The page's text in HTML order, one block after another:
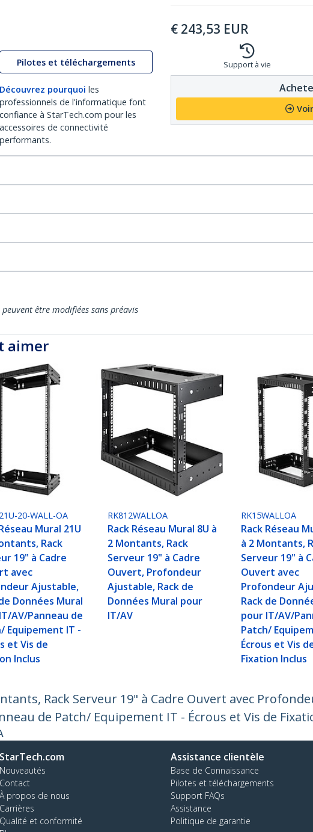
Pilotes et téléchargements
Découvrez pourquoi les
professionnels de l'informatique font
confiance à StarTech.com pour les
accessoires de connectivité
performants.
€ 243,53 EUR
Support à vie
être modifiées sans préavis
aimer
20-WALL-OA
Mural 21U
Rack
19" à Cadre
avec
Ajustable,
Données Mural
AV/Panneau de
Equipement IT -
et Vis de
Inclus
RK812WALLOA
Rack Réseau Mural 8U à
2 Montants, Rack
Serveur 19" à Cadre
Ouvert, Profondeur
Ajustable, Rack de
Données Mural pour
IT/AV
RK15WALLOA
Rack Réseau
à 2 Montants,
Serveur 19" à
Ouvert avec
Profondeur
Rack de
pour IT/AV/
Patch/
Écrous et Vis
Fixation Inclus
Rack Serveur 19" à Cadre Ouvert avec
de Patch/ Equipement IT - Écrous et Vis de
StarTech.com
Nouveautés
Contact
À propos de nous
Carrières
Qualité et conformité
Assistance clientèle
Base de Connaissance
Pilotes et téléchargements
Support FAQs
Assistance
Politique de garantie